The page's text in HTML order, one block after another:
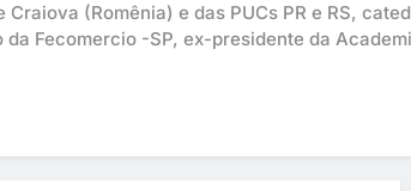
(Romênia) e das PUCs PR e RS,
Fecomercio -SP, ex-presidente da